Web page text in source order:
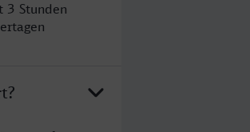
3 Stunden